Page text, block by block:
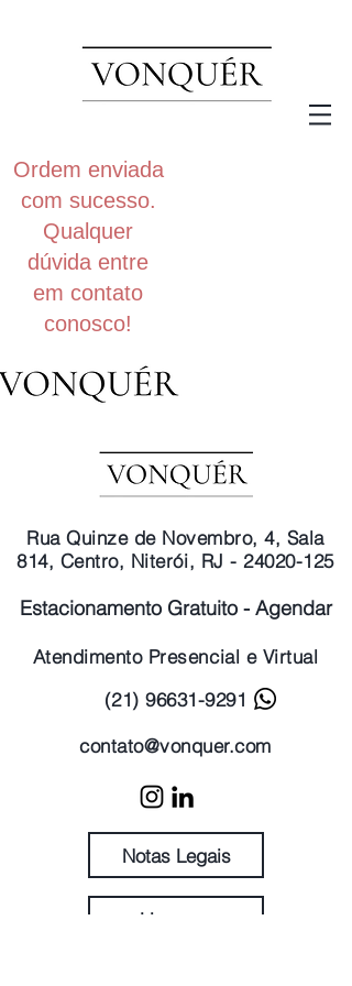
Ordem enviada
com sucesso.
Qualquer
dúvida entre
em contato
conosco!
Rua Quinze de Novembro, 4, Sala
814, Centro, Niterói, RJ - 24020-125
Estacionamento Gratuito - Agendar
Atendimento Presencial e Virtual
(21) 96631-9291
contato@vonquer.com
Notas Legais
Licenças